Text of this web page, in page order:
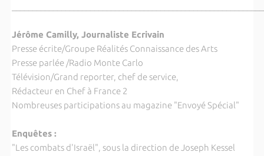
Jérôme Camilly, Journaliste Ecrivain
Presse écrite/Groupe Réalités Connaissance des Arts
Presse parlée /Radio Monte Carlo
Télévision/Grand reporter, chef de service,
Rédacteur en Chef à France 2
Nombreuses participations au magazine "Envoyé Spécial"
Enquêtes :
"Les combats d'Israël", sous la direction de Joseph Kessel